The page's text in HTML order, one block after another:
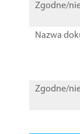
Zgodne/
Nazwa
Zgodne/